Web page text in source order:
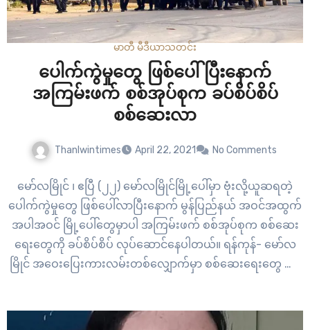
မာတီ မီဒီယာသတင်း
ပေါက်ကွဲမှုတွေ ဖြစ်ပေါ်ပြီးနောက်
အကြမ်းဖက် စစ်အုပ်စုက ခပ်စိပ်စိပ်
စစ်ဆေးလာ
Thanlwintimes April 22, 2021 No Comments
မော်လမြိုင် ၊ ဧပြီ (၂၂) မော်လမြိုင်မြို့ပေါ်မှာ ဗုံးလို့ယူဆရတဲ့
ပေါက်ကွဲမှုတွေ ဖြစ်ပေါ်လာပြီးနောက် မွန်ပြည်နယ် အဝင်အထွက်
အပါအဝင် မြို့ပေါ်တွေမှာပါ အကြမ်းဖက် စစ်အုပ်စုက စစ်ဆေး
ရေးတွေကို ခပ်စိပ်စိပ် လုပ်ဆောင်နေပါတယ်။ ရန်ကုန်- မော်လ
မြိုင် အဝေးပြေးကားလမ်းတစ်လျှောက်မှာ စစ်ဆေးရေးတွေ သုံး
တယ်။ “ပဲခူးမှာ တစ်ခါစစ်တယ်။ ပဲခူးကနေ…